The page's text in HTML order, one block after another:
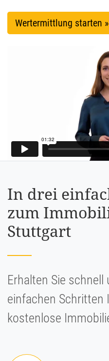
Wertermittlung starten »
In drei
zum
Stuttgart
Erhalten Sie
einfachen Schritten
kostenlose